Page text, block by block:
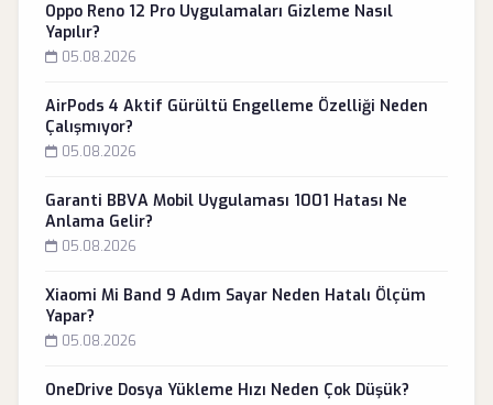
Oppo Reno 12 Pro Uygulamaları Gizleme Nasıl
Yapılır?
05.08.2026
AirPods 4 Aktif Gürültü Engelleme Özelliği Neden
Çalışmıyor?
05.08.2026
Garanti BBVA Mobil Uygulaması 1001 Hatası Ne
Anlama Gelir?
05.08.2026
Xiaomi Mi Band 9 Adım Sayar Neden Hatalı Ölçüm
Yapar?
05.08.2026
OneDrive Dosya Yükleme Hızı Neden Çok Düşük?